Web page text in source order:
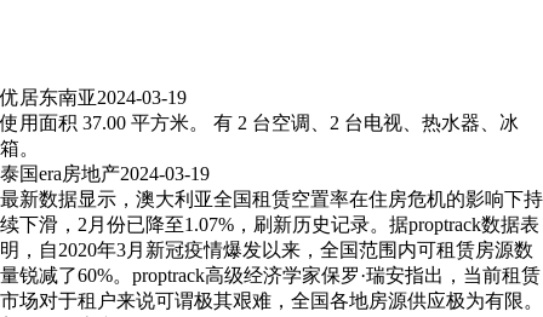
优居东南亚2024-03-19
使用面积 37.00 平方米。 有 2 台空调、2 台电视、热水器、冰
箱。
泰国era房地产2024-03-19
最新数据显示，澳大利亚全国租赁空置率在住房危机的影响下持
续下滑，2月份已降至1.07%，刷新历史记录。据proptrack数据表
明，自2020年3月新冠疫情爆发以来，全国范围内可租赁房源数
量锐减了60%。proptrack高级经济学家保罗·瑞安指出，当前租赁
市场对于租户来说可谓极其艰难，全国各地房源供应极为有限。